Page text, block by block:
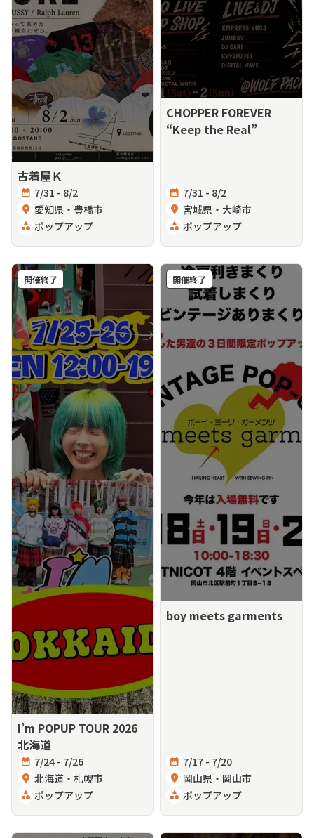
古着屋Ｋ
calendar_month 7/31 - 8/2
location_on 愛知県・豊橋市
category ポップアップ
CHOPPER FOREVER
“Keep the Real”
calendar_month 7/31 - 8/2
location_on 宮城県・大崎市
category ポップアップ
I’m POPUP TOUR 2026
北海道
calendar_month 7/24 - 7/26
location_on 北海道・札幌市
category ポップアップ
開催終了
boy meets garments
calendar_month 7/17 - 7/20
location_on 岡山県・岡山市
category ポップアップ
開催終了